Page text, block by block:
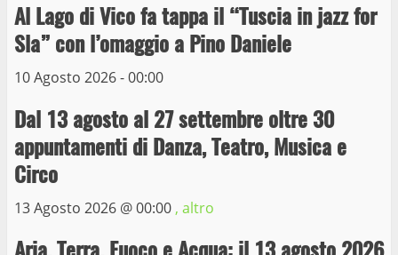
Al Lago di Vico fa tappa il “Tuscia in jazz for
Sla” con l’omaggio a Pino Daniele
10 Agosto 2026 - 00:00
Dal 13 agosto al 27 settembre oltre 30
appuntamenti di Danza, Teatro, Musica e
Circo
13 Agosto 2026 @00:00 , altro
Prorogata la mostra dei bozzetti di
Michelangelo Buonarroti ospitata al
Museo dei Portici
6
Trasporto pubblico locale, trasferimento
15 Giugno 2023